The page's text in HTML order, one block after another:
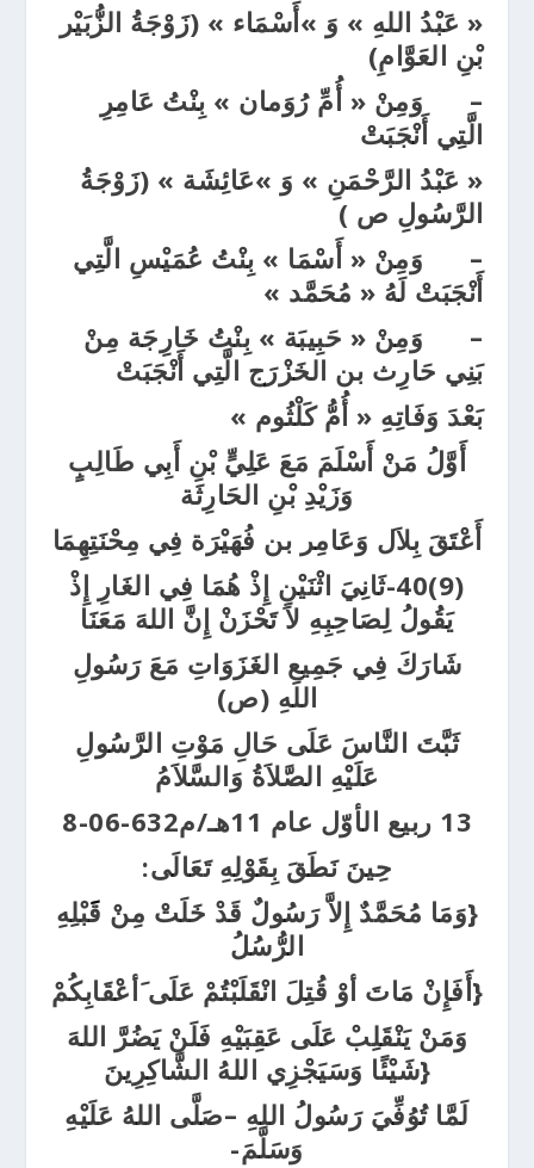
« عَبْدُ اللهِ » وَ »أَسْمَاء » (زَوْجَةُ الزُّبَيْر
بْنِ العَوَّامِ)
– وَمِنْ « أُمِّ رُوَمان » بِنْتُ عَامِرِ
الَّتِي أَنْجَبَتْ
« عَبْدُ الرَّحْمَنِ » وَ »عَائِشَة » (زَوْجَةُ
الرَّسُولِ ص )
– وَمِنْ « أَسْمَا » بِنْتُ عُمَيْسِ الَّتِي
أَنْجَبَتْ لَهُ « مُحَمَّد »
– وَمِنْ « حَبِيبَة » بِنْتُ خَارِجَة مِنْ
بَنِي حَارِث بن الخَزْرَج الَّتِي أَنْجَبَتْ
بَعْدَ وَفَاتِهِ « أُمُّ كَلْثُوم »
أَوَّلُ مَنْ أَسْلَمَ مَعَ عَلِيٍّ بْنِ أَبِي طَالِبٍ
وَزَيْدِ بْنِ الحَارِثَة
أَعْتَقَ بِلاَل وَعَامِر بن فُهَيْرَة فِي مِحْنَتِهِمَا
(9)40-ثَانِيَ اثْنَيْنِ إِذْ هُمَا فِي الغَارِ إِذْ
يَقُولُ لِصَاحِبِهِ لاَ تَحْزَنْ إِنَّ اللهَ مَعَنَا
شَارَكَ فِي جَمِيعِ الغَزَوَاتِ مَعَ رَسُولِ
اللهِ (ص)
ثَبَّتَ النَّاسَ عَلَى حَالِ مَوْتِ الرَّسُولِ
عَلَيْهِ الصَّلاَةُ وَالسَّلاَمُ
13 ربيع الأوّل عام 11هـ/م632-06-8
حِينَ نَطَقَ بِقَوْلِهِ تَعَالَى:
{وَمَا مُحَمَّدٌ إِلاَّ رَسُولٌ قَدْ خَلَتْ مِنْ قََبْلِهِ
الرُّسُلُ
أَفَإِنْ مَاتَ أوْ قُتِلَ انْقَلَبْتُمْ عَلَى َأعْقَابِكُمْ}
وَمَنْ يَنْقَلِبْ عَلَى عَقِبَيْهِ فَلَنْ يَضُرَّ اللهَ
شَيْئًا وَسَيَجْزِي اللهُ الشَّاكِرِينَ}
لَمَّا تُوُفِّيَ رَسُولُ اللهِ –صَلَّى اللهُ عَلَيْهِ
وَسَلَّمَ-